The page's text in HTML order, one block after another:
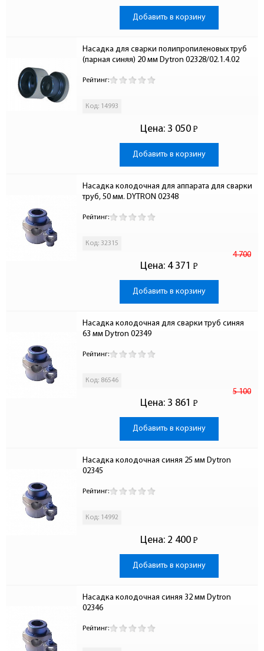
Добавить в корзину
Насадка для сварки полипропиленовых труб
(парная синяя) 20 мм Dytron 02328/02.1.4.02
Рейтинг:
Код: 14993
Цена: 3 050 Р
-
Добавить в корзину
Насадка колодочная для аппарата для сварки
труб, 50 мм. DYTRON 02348
Рейтинг:
Код: 32315
Цена:
4 700
4 371 Р
-
Добавить в корзину
Насадка колодочная для сварки труб синяя
63 мм Dytron 02349
Рейтинг:
Код: 86546
Цена:
5 100
3 861 Р
-
Добавить в корзину
Насадка колодочная синяя 25 мм Dytron
02345
Рейтинг:
Код: 14992
Цена: 2 400 Р
-
Добавить в корзину
Насадка колодочная синяя 32 мм Dytron
02346
Рейтинг: